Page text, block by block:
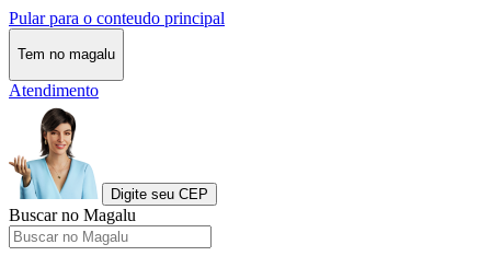
Pular para o conteudo principal
Tem no magalu
Atendimento
Digite seu CEP
Buscar no Magalu